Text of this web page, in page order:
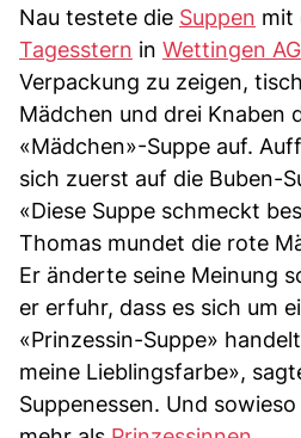
Nau testete die Suppen mit
Tagesstern in Wettingen AG
Verpackung zu zeigen,
Mädchen und drei Knaben
«Mädchen»-Suppe auf.
sich zuerst auf die Buben-
«Diese Suppe schmeckt
Thomas mundet die rote
Er änderte seine Meinung
er erfuhr, dass es sich um
«Prinzessin-Suppe»
meine Lieblingsfarbe»,
Suppenessen. Und